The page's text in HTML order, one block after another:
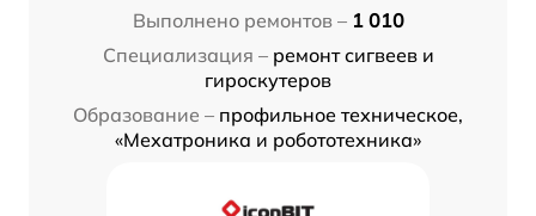
Выполнено ремонтов – 1 010
Специализация – ремонт сигвеев и
гироскутеров
Образование – профильное техническое,
«Мехатроника и робототехника»